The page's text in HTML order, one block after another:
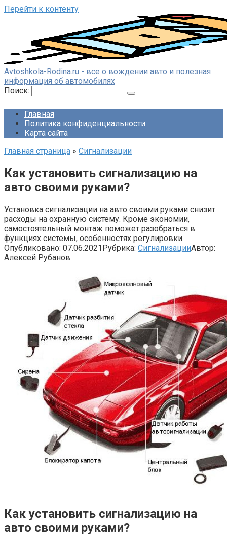
Перейти к контенту
Avtoshkola-Rodina.ru - все о вождении авто и полезная
информация об автомобилях
Поиск:
Главная
Политика конфиденциальности
Карта сайта
Главная страница » Сигнализации
Как установить сигнализацию на
авто своими руками?
Установка сигнализации на авто своими руками снизит
расходы на охранную систему. Кроме экономии,
самостоятельный монтаж поможет разобраться в
функциях системы, особенностях регулировки.
Опубликовано: 07.06.2021Рубрика: СигнализацииАвтор:
Алексей Рубанов
Как установить сигнализацию на
авто своими руками?